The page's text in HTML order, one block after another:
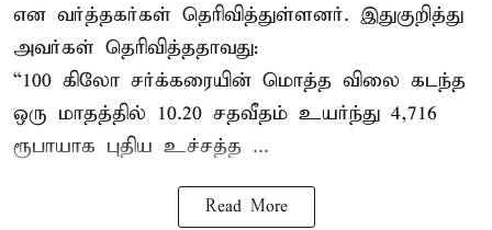
என வர்த்தகர்கள் தெரிவித்துள்ளனர். இதுகுறித்து
அவர்கள் தெரிவித்ததாவது:
“100 கிலோ சர்க்கரையின் மொத்த விலை கடந்த
ஒரு மாதத்தில் 10.20 சதவீதம் உயர்ந்து 4,716
ரூபாயாக புதிய உச்சத்த ...
Read More